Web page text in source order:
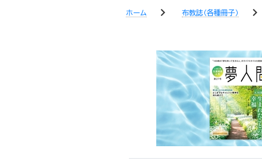
ホーム chevron_right 布教誌（各種冊子） chevron_right